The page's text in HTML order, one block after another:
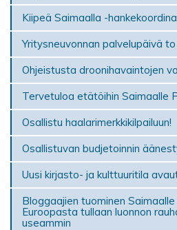
Kiipeä Saimaalla -
Yritysneuvonnan palvelupäivä to
Ohjeistusta droonihavaintojen
Tervetuloa etätöihin Saimaalle
Osallistu haalarimerkkikilpailuun!
Osallistuvan budjetoinnin
Uusi kirjasto- ja kulttuuritila
Bloggaajien tuominen
Euroopasta tullaan luonnon
useammin